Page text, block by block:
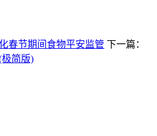
春节期间食物平安监管 下一篇：
极简版)